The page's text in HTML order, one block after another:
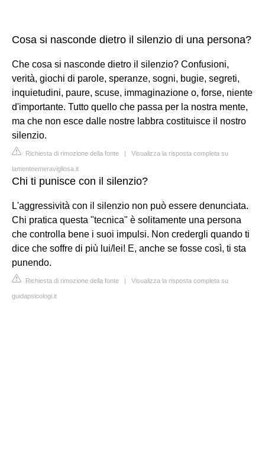
Cosa si nasconde dietro il silenzio di una persona?
Che cosa si nasconde dietro il silenzio? Confusioni,
verità, giochi di parole, speranze, sogni, bugie, segreti,
inquietudini, paure, scuse, immaginazione o, forse, niente
d'importante. Tutto quello che passa per la nostra mente,
ma che non esce dalle nostre labbra costituisce il nostro
silenzio.
Richiesta di rimozione della fonte | Visualizza la risposta completa su
lamenteemeravigliosa.it
Chi ti punisce con il silenzio?
L'aggressività con il silenzio non può essere denunciata.
Chi pratica questa "tecnica" è solitamente una persona
che controlla bene i suoi impulsi. Non credergli quando ti
dice che soffre di più lui/lei! E, anche se fosse così, ti sta
punendo.
Richiesta di rimozione della fonte | Visualizza la risposta completa su
guidapsicologi.it